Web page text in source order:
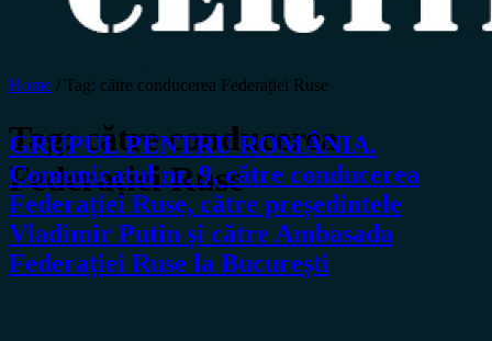
Home / Tag: către conducerea Federației Ruse
Tag:către conducerea
Federației Ruse
GRUPUL PENTRU ROMÂNIA.
Comunicatul nr. 9, către conducerea
Federației Ruse, către președintele
Vladimir Putin și către Ambasada
Federației Ruse la București